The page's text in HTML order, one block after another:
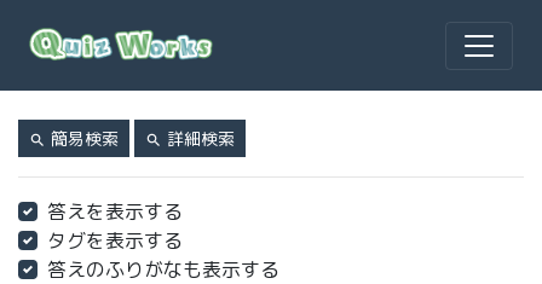
search 簡易検索 search 詳細検索
答えを表示する
タグを表示する
答えのふりがなも表示する